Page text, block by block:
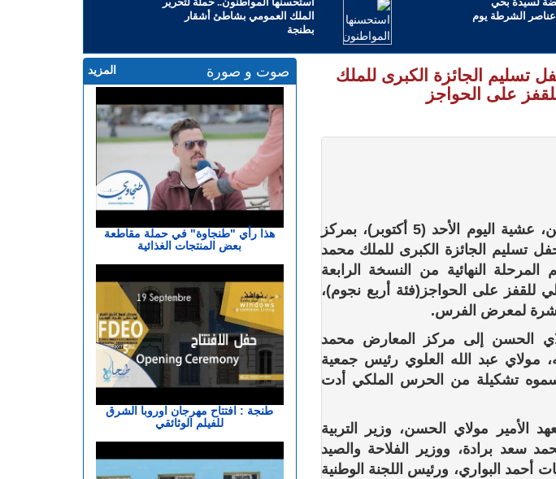
استحسنها المواطنون.. حملة لتحرير
الملك العمومي بشاطئ أشقار
بطنجة
لسيدة بحي
الشرطة يوم
تسليم الجائزة الكبرى للملك
على الحواجز
ترأس ولي العهد الأمير مولاي الحسن، عشية اليوم الأحد (5 أكتوبر)، بمركز
تسليم الجائزة الكبرى للملك محمد
النهائية من النسخة الرابعة
للقفز على الحواجز(فئة أربع نجوم)،
عشرة لمعرض الفرس.
الحسن إلى مركز المعارض محمد
مولاي عبد الله العلوي رئيس جمعية
تشكيلة من الحرس الملكي أدت
الأمير مولاي الحسن، وزير التربية
سعد برادة، ووزير الفلاحة والصيد
أحمد البواري، ورئيس اللجنة الوطنية
المزيد صوت و صورة
هذا رأي "طنجاوة" في حملة مقاطعة
بعض المنتجات الغذائية
طنجة : افتتاح مهرجان اوروبا الشرق
للفيلم الوثائقي